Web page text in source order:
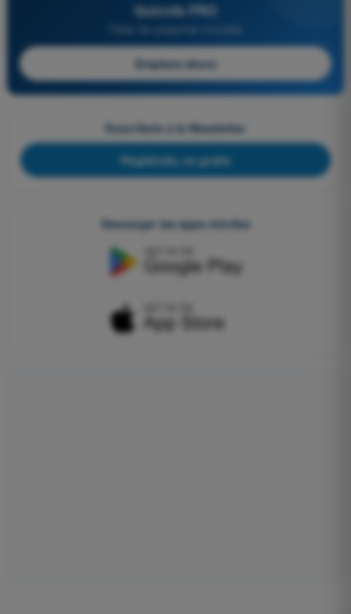
Quizvds PRO
Empieza ahora
Suscríbete a la Newsletter
Regístrate, es gratis
Descargar las apps móviles